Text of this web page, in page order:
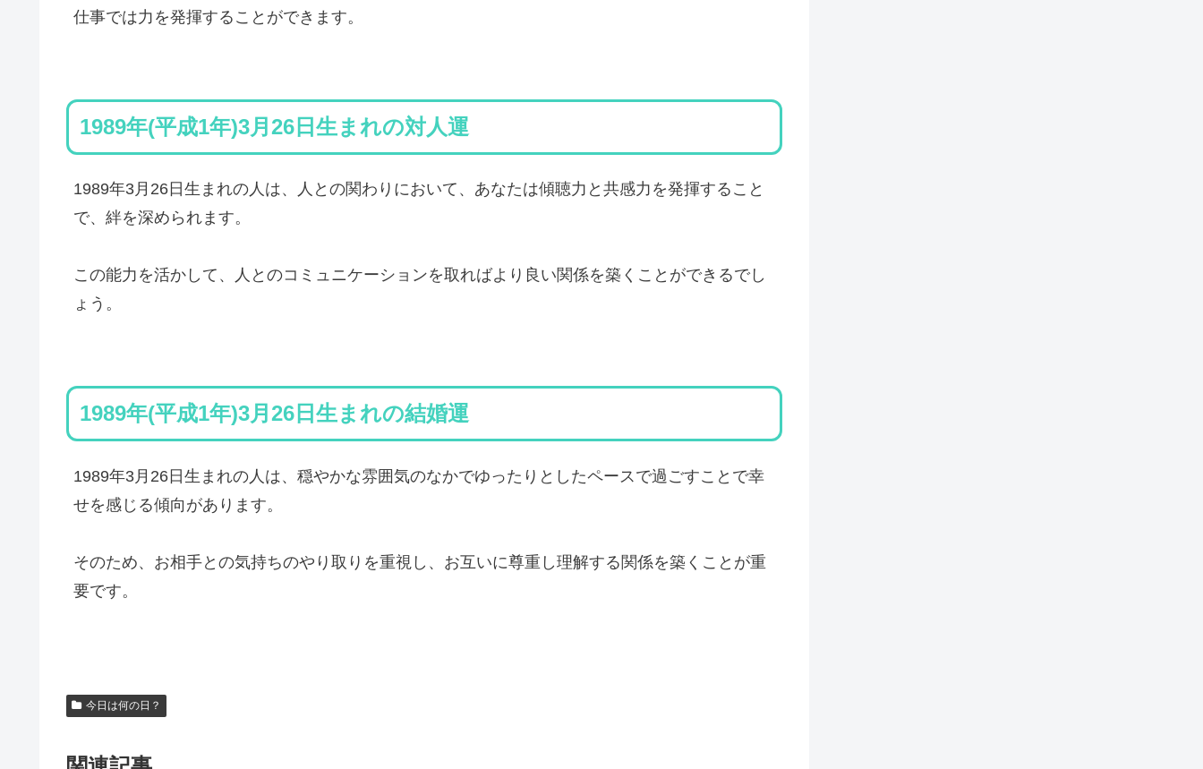
仕事では力を発揮することができます。
1989年(平成1年)3月26日生まれの対人運
1989年3月26日生まれの人は、人との関わりにおいて、あなたは傾聴力と共感力を発揮すること
で、絆を深められます。
この能力を活かして、人とのコミュニケーションを取ればより良い関係を築くことができるでし
ょう。
1989年(平成1年)3月26日生まれの結婚運
1989年3月26日生まれの人は、穏やかな雰囲気のなかでゆったりとしたペースで過ごすことで幸
せを感じる傾向があります。
そのため、お相手との気持ちのやり取りを重視し、お互いに尊重し理解する関係を築くことが重
要です。
今日は何の日？